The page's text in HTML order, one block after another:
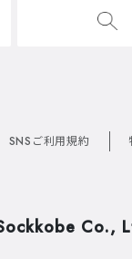
SNSご利用規約
Co.,